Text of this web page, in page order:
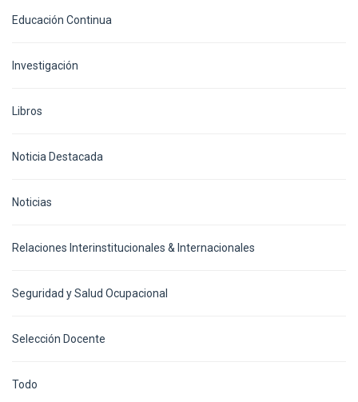
Educación Continua
Investigación
Libros
Noticia Destacada
Noticias
Relaciones Interinstitucionales & Internacionales
Seguridad y Salud Ocupacional
Selección Docente
Todo